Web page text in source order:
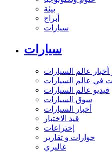
بيئة
أبراج
سيارات
سيارات
أخبار عالم السيارات
في عالم السيارات
فيديو عالم السيارات
سوق السيارات
أخبار السيارات
قيد الاختبار
إختراعات
حوارات و تقارير
غاليري